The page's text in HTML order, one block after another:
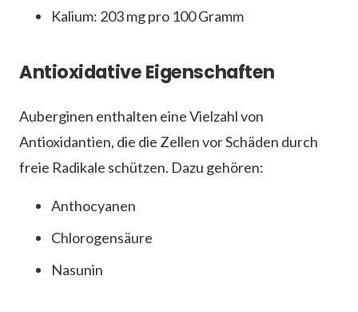
Kalium: 203 mg pro 100 Gramm
Antioxidative Eigenschaften
Auberginen enthalten eine Vielzahl von
Antioxidantien, die die Zellen vor Schäden durch
freie Radikale schützen. Dazu gehören:
Anthocyanen
Chlorogensäure
Nasunin